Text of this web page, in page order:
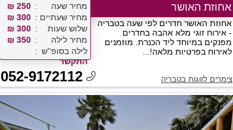
אחוזת האושר
אחוזת האושר חדרים לפי שעה בטבריה
- אירוח זוגי מלא אהבה בחדרים
מפנקים במיוחד ליד הכנרת. מוזמנים
לאירוח בפרטיות מלאה!...
צימרים לזוגות בטבריה
מחיר שעה
250 ₪
מחיר שעתיים
300 ₪
שלוש שעות
300 ₪
מחיר לילה
350 ₪
לילה בסופ''ש
התקשר
052-9172112